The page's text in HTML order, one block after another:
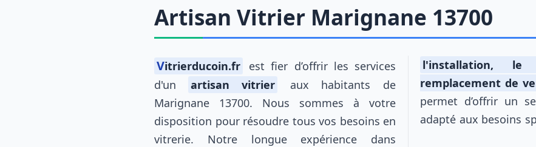
Artisan Vitrier Marignane 13700
Vitrierducoin.fr
est fier d’offrir les services
d'un
artisan vitrier
aux habitants de
Marignane 13700. Nous sommes à votre
disposition pour résoudre tous vos besoins en
vitrerie. Notre longue expérience dans
l'installation,
remplacement de
permet d’offrir un
adapté aux besoins